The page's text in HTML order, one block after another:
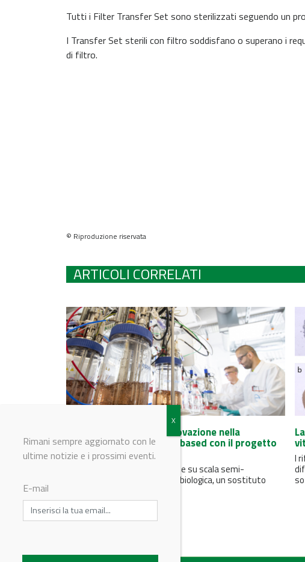
Tutti i Filter Transfer Set sono sterilizzati seguendo un
I Transfer Set sterili con filtro soddisfano o superano i
di filtro.
© Riproduzione riservata
ARTICOLI CORRELATI
Covestro promuove l'innovazione nella
produzione di anilina bio-based con il progetto
Bio4PURConti
Il progetto mira alla produzione su scala semi-
industriale di anilina di origine biologica, un sostituto
I
Rimani sempre aggiornato con le
ultime notizie e i prossimi eventi.
E-mail